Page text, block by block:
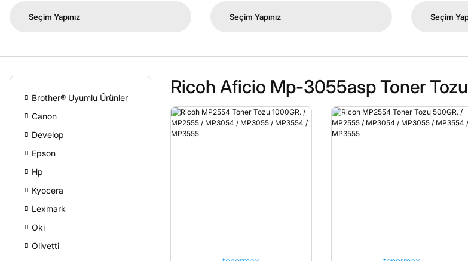
Brother® Uyumlu Ürünler
Canon
Develop
Epson
Hp
Kyocera
Lexmark
Oki
Olivetti
Ricoh Aficio Mp-3055asp Toner Tozu